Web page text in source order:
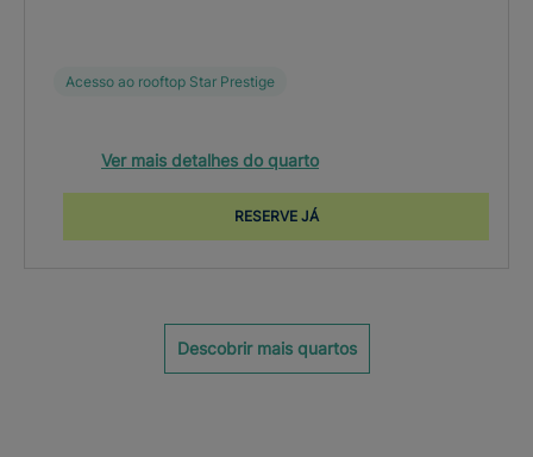
Acesso ao rooftop Star Prestige
Ver mais detalhes do quarto
RESERVE JÁ
Descobrir mais quartos